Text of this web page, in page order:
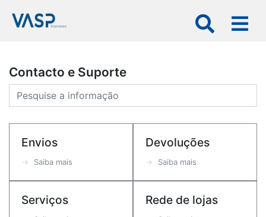
VASP
Expresso
Particulares
Empresas
Business
Contacto e Suporte
Envios
Saiba mais
Devoluções
Saiba mais
Serviços Rede de lojas